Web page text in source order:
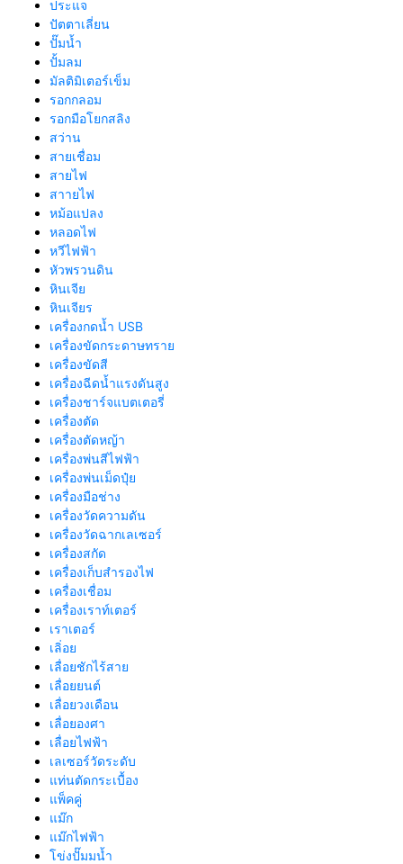
ประแจ
ปัตตาเลี่ยน
ปั๊มน้ำ
ปั้มลม
มัลติมิเตอร์เข็ม
รอกกลอม
รอกมือโยกสลิง
สว่าน
สายเชื่อม
สายไฟ
สาายไฟ
หม้อแปลง
หลอดไฟ
หวีไฟฟ้า
หัวพรวนดิน
หินเจีย
หินเจียร
เครื่องกดน้ำ USB
เครื่องขัดกระดาษทราย
เครื่องขัดสี
เครื่องฉีดน้ำแรงดันสูง
เครื่องชาร์จแบตเตอรี่
เครื่องตัด
เครื่องตัดหญ้า
เครื่องพ่นสีไฟฟ้า
เครื่องพ่นเม็ดปุ๋ย
เครื่องมือช่าง
เครื่องวัดความดัน
เครื่องวัดฉากเลเซอร์
เครื่องสกัด
เครื่องเก็บสํารองไฟ
เครื่องเชื่อม
เครื่องเราท์เตอร์
เราเตอร์
เลิ่อย
เลื่อยชักไร้สาย
เลื่อยยนต์
เลื่อยวงเดือน
เลื่อยองศา
เลื่อยไฟฟ้า
เลเซอร์วัดระดับ
แท่นตัดกระเบื้อง
แพ็คคู่
แม๊ก
แม๊กไฟฟ้า
โข่งปั๊มมน้ำ